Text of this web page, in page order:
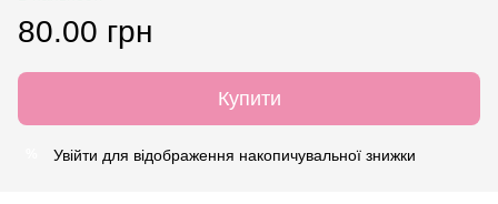
80.00 грн
Купити
Увійти для відображення накопичувальної знижки